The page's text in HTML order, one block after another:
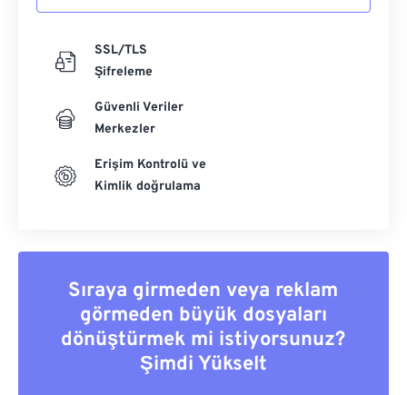
SSL/TLS
Şifreleme
Güvenli Veriler
Merkezler
Erişim Kontrolü ve
Kimlik doğrulama
Sıraya girmeden veya reklam
görmeden büyük dosyaları
dönüştürmek mi istiyorsunuz?
Şimdi Yükselt